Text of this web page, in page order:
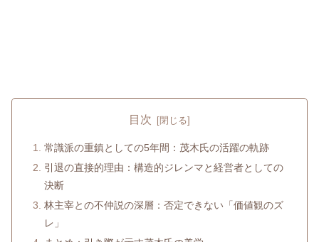
目次
常識派の重鎮としての5年間：茂木氏の活躍の軌跡
引退の直接的理由：構造的ジレンマと経営者としての
決断
林主宰との不仲説の深層：否定できない「価値観のズ
レ」